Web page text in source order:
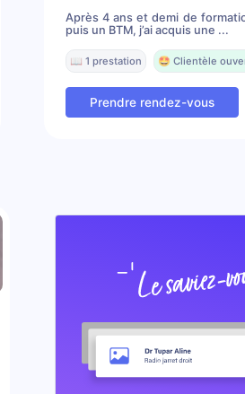
Après 4 ans et demi de
puis un BTM, j’ai acquis une ...
📖 1 prestation 🤩 Clientèle
Prendre rendez-vous